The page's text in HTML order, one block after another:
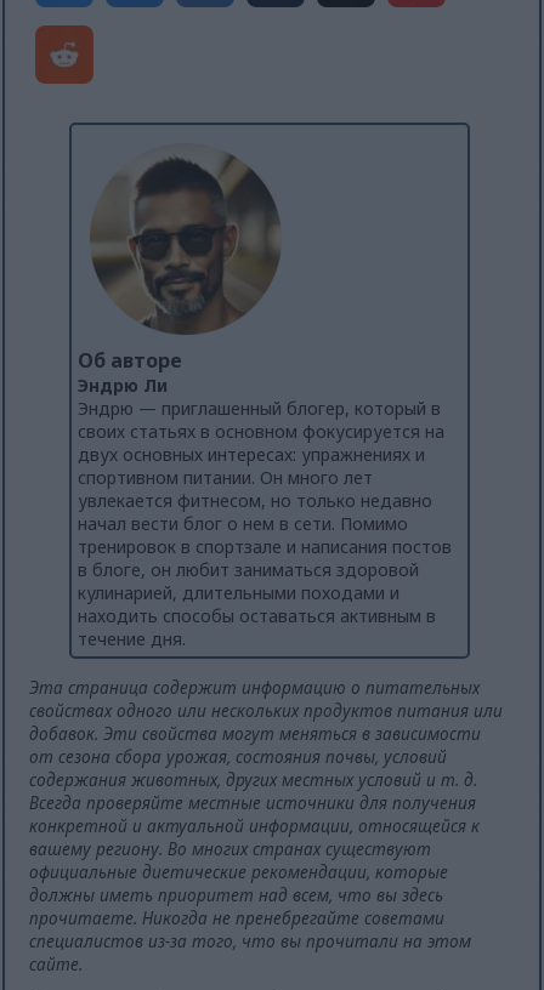
Об авторе
Эндрю Ли
Эндрю — приглашенный блогер, который в
своих статьях в основном фокусируется на
двух основных интересах: упражнениях и
спортивном питании. Он много лет
увлекается фитнесом, но только недавно
начал вести блог о нем в сети. Помимо
тренировок в спортзале и написания постов
в блоге, он любит заниматься здоровой
кулинарией, длительными походами и
находить способы оставаться активным в
течение дня.
Эта страница содержит информацию о питательных
свойствах одного или нескольких продуктов питания или
добавок. Эти свойства могут меняться в зависимости
от сезона сбора урожая, состояния почвы, условий
содержания животных, других местных условий и т. д.
Всегда проверяйте местные источники для получения
конкретной и актуальной информации, относящейся к
вашему региону. Во многих странах существуют
официальные диетические рекомендации, которые
должны иметь приоритет над всем, что вы здесь
прочитаете. Никогда не пренебрегайте советами
специалистов из-за того, что вы прочитали на этом
сайте.